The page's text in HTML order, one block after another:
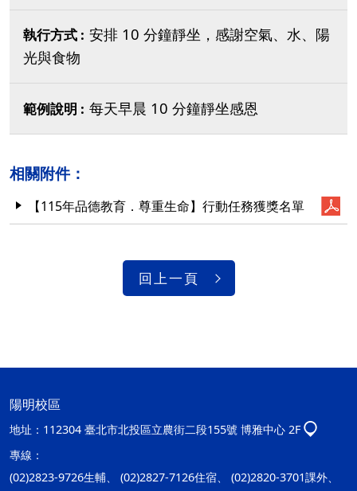
安排 10 分鐘靜坐，感謝空氣、水、陽
光與食物
每天早晨 10 分鐘靜坐感恩
相關附件：
【115年品德教育．尊重生命】行動任務獲獎名單
回上一頁
陽明校區
地址： 112304 臺北市北投區立農街二段155號 博雅中心 2F
專線：
(02)2823-9726生輔、 (02)2827-7126住宿、 (02)2820-3701課外、